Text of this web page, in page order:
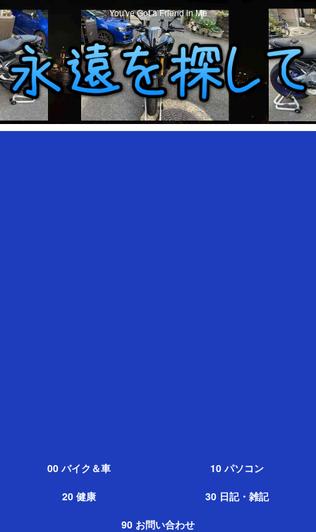
You've Got a Friend in Me
00 バイク＆車
10 パソコン
20 健康
30 日記・雑記
90 お問い合わせ